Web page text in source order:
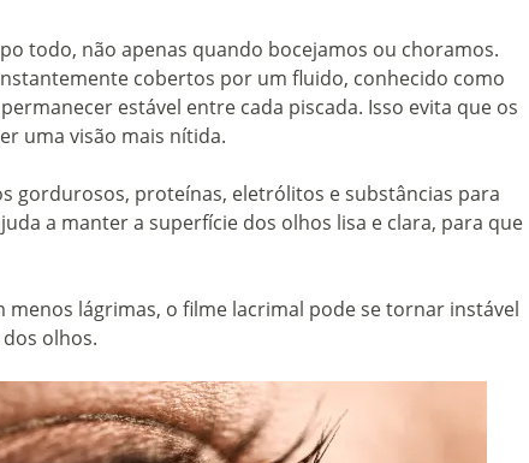
todo, não apenas quando bocejamos ou choramos.
cobertos por um fluido, conhecido como
estável entre cada piscada. Isso evita que os
uma visão mais nítida.
gordurosos, proteínas, eletrólitos e substâncias para
a manter a superfície dos olhos lisa e clara, para que
menos lágrimas, o filme lacrimal pode se tornar instável
olhos.